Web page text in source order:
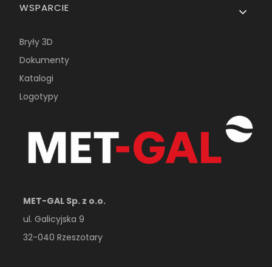
WSPARCIE
Bryły 3D
Dokumenty
Katalogi
Logotypy
MET-GAL Sp. z o.o.
ul. Galicyjska 9
32-040 Rzeszotary